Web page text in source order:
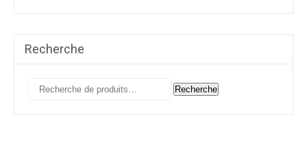
Recherche
Recherche
Recherche